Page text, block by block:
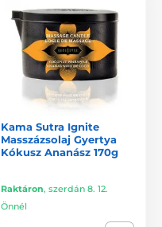
Kama Sutra Ignite
Masszázsolaj Gyertya
Kókusz Ananász 170g
Raktáron, szerdán 8. 12.
Önnél